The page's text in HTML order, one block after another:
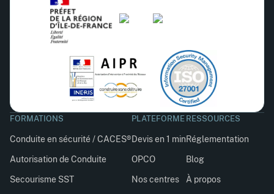
FORMATIONS
Conduite en sécurité / CACES®
Autorisation de Conduite
Secourisme SST
PLATEFORME
Devis en 1 min
OPCO
Nos centres
RESSOURCES
Réglementation
Blog
À propos